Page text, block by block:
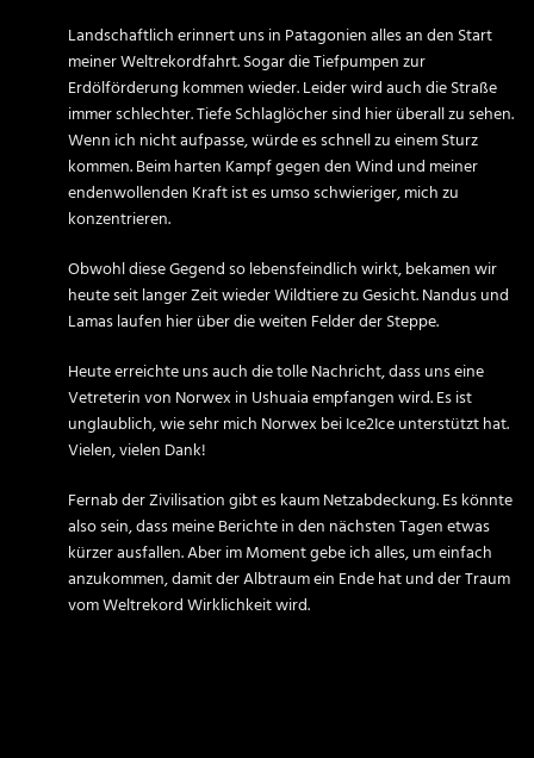
Landschaftlich erinnert uns in Patagonien alles an den Start
meiner Weltrekordfahrt. Sogar die Tiefpumpen zur
Erdölförderung kommen wieder. Leider wird auch die Straße
immer schlechter. Tiefe Schlaglöcher sind hier überall zu sehen.
Wenn ich nicht aufpasse, würde es schnell zu einem Sturz
kommen. Beim harten Kampf gegen den Wind und meiner
endenwollenden Kraft ist es umso schwieriger, mich zu
konzentrieren.
Obwohl diese Gegend so lebensfeindlich wirkt, bekamen wir
heute seit langer Zeit wieder Wildtiere zu Gesicht. Nandus und
Lamas laufen hier über die weiten Felder der Steppe.
Heute erreichte uns auch die tolle Nachricht, dass uns eine
Vetreterin von Norwex in Ushuaia empfangen wird. Es ist
unglaublich, wie sehr mich Norwex bei Ice2Ice unterstützt hat.
Vielen, vielen Dank!
Fernab der Zivilisation gibt es kaum Netzabdeckung. Es könnte
also sein, dass meine Berichte in den nächsten Tagen etwas
kürzer ausfallen. Aber im Moment gebe ich alles, um einfach
anzukommen, damit der Albtraum ein Ende hat und der Traum
vom Weltrekord Wirklichkeit wird.